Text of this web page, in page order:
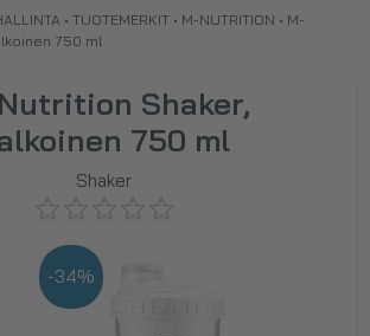
• TUOTEMERKIT • M-NUTRITION • M-
750 ml
Shaker,
750 ml
Shaker
-34%